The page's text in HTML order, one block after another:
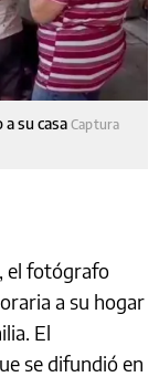
su casa Captura
el fotógrafo
a su hogar
El
se difundió en